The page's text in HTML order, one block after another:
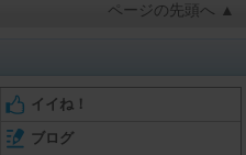
ページの先頭へ ▲
イイね！
ブログ